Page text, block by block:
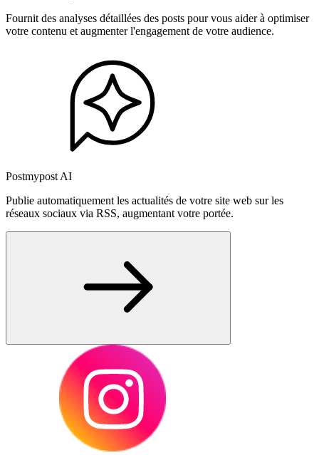
Fournit des analyses détaillées des posts pour vous aider à optimiser
votre contenu et augmenter l'engagement de votre audience.
Postmypost AI
Publie automatiquement les actualités de votre site web sur les
réseaux sociaux via RSS, augmentant votre portée.